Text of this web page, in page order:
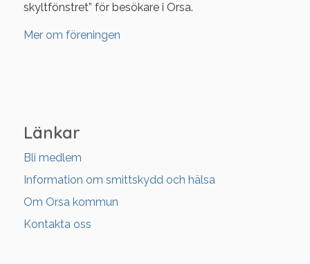
skyltfönstret” för besökare i Orsa.
Mer om föreningen
Länkar
Bli medlem
Information om smittskydd och hälsa
Om Orsa kommun
Kontakta oss